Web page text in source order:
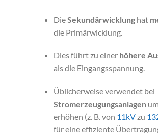
DieSekundärwicklunghat
die Primärwicklung.
Dies führt zu einer höhere
als die Eingangsspannung.
Üblicherweise verwendet bei
Stromerzeugungsanlagen
erhöhen (z. B. von 11kVzu
für eine effiziente